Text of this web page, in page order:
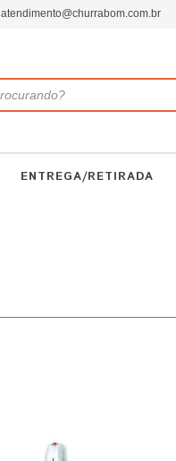
atendimento@churrabom.com.br
ENTREGA/RETIRADA